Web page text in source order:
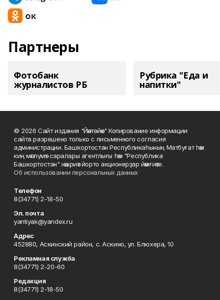
Партнеры
Фотобанк
журналистов РБ
Рубрика "Еда и
напитки"
© 2026 Сайт издания "Йәнтөйәк" Копирование информации
сайта разрешено только с письменного согласия
администрации. Башҡортостан Республикаһының Матбуғат һәм
киң мәғлүмәт саралары агентлығы һәм "Республика
Башкортостан" нәшриәт йорто акционерҙар йәмғиәте.
Об использовании персональных данных
Телефон
8(34771) 2-18-50
Эл. почта
yantiyak@yandex.ru
Адрес
452880, Аскинский район, с. Аскино, ул. Блюхера, 10
Рекламная служба
8(34771) 2-20-60
Редакция
8(34771) 2-18-50